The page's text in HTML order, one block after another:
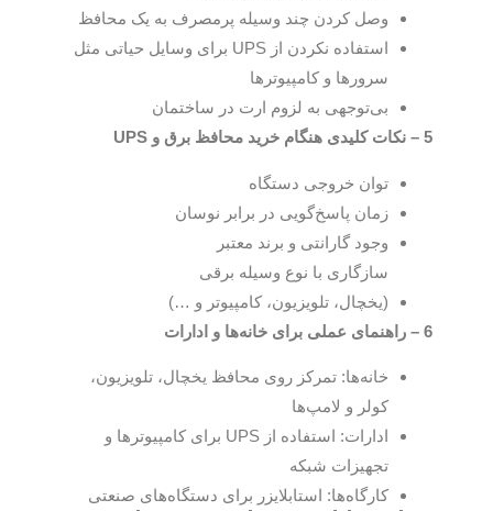
وصل کردن چند وسیله پرمصرف به یک محافظ
استفاده نکردن از UPS برای وسایل حیاتی مثل
سرورها و کامپیوترها
بی‌توجهی به لزوم ارت در ساختمان
5 – نکات کلیدی هنگام خرید محافظ برق و UPS
توان خروجی دستگاه
زمان پاسخ‌گویی در برابر نوسان
وجود گارانتی و برند معتبر
سازگاری با نوع وسیله برقی
(یخچال، تلویزیون، کامپیوتر و …)
6 – راهنمای عملی برای خانه‌ها و ادارات
خانه‌ها: تمرکز روی محافظ یخچال، تلویزیون،
کولر و لامپ‌ها
ادارات: استفاده از UPS برای کامپیوترها و
تجهیزات شبکه
کارگاه‌ها: استابلایزر برای دستگاه‌های صنعتی